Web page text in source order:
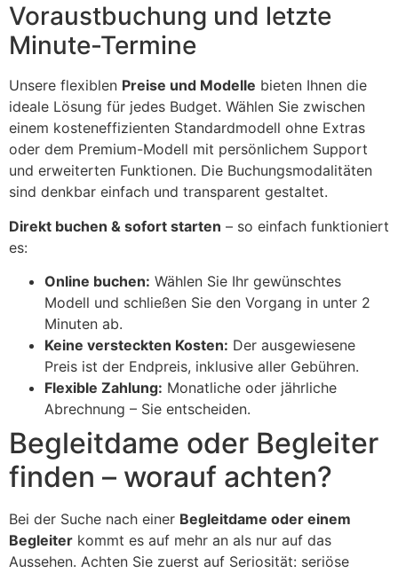
Voraustbuchung und letzte
Minute-Termine
Unsere flexiblen Preise und Modelle bieten Ihnen die
ideale Lösung für jedes Budget. Wählen Sie zwischen
einem kosteneffizienten Standardmodell ohne Extras
oder dem Premium-Modell mit persönlichem Support
und erweiterten Funktionen. Die Buchungsmodalitäten
sind denkbar einfach und transparent gestaltet.
Direkt buchen & sofort starten – so einfach funktioniert
es:
Online buchen: Wählen Sie Ihr gewünschtes
Modell und schließen Sie den Vorgang in unter 2
Minuten ab.
Keine versteckten Kosten: Der ausgewiesene
Preis ist der Endpreis, inklusive aller Gebühren.
Flexible Zahlung: Monatliche oder jährliche
Abrechnung – Sie entscheiden.
Begleitdame oder Begleiter
finden – worauf achten?
Bei der Suche nach einer Begleitdame oder einem
Begleiter kommt es auf mehr an als nur auf das
Aussehen. Achten Sie zuerst auf Seriosität: seriöse